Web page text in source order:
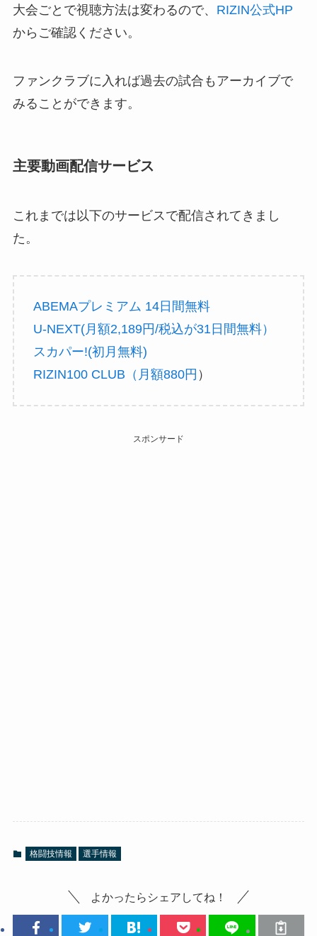
大会ごとで視聴方法は変わるので、 RIZIN公式HP
からご確認ください。
ファンクラブに入れば過去の試合もアーカイブで
みることができます。
主要動画配信サービス
これまでは以下のサービスで配信されてきまし
た。
ABEMAプレミアム 14日間無料
U-NEXT(月額2,189円/税込が31日間無料）
スカパー!(初月無料)
RIZIN100 CLUB（月額880円 ）
スポンサード
格闘技情報 選手情報
よかったらシェアしてね！